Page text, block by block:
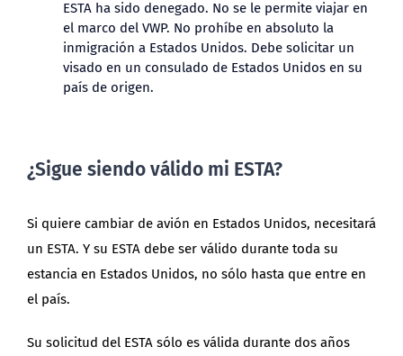
ESTA ha sido denegado. No se le permite viajar en
el marco del VWP. No prohíbe en absoluto la
inmigración a Estados Unidos. Debe solicitar un
visado en un consulado de Estados Unidos en su
país de origen.
¿Sigue siendo válido mi ESTA?
Si quiere cambiar de avión en Estados Unidos, necesitará
un ESTA. Y su ESTA debe ser válido durante toda su
estancia en Estados Unidos, no sólo hasta que entre en
el país.
Su solicitud del ESTA sólo es válida durante dos años